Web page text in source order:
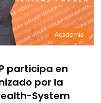
Academia
participa en
por la
System